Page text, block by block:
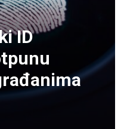
ID